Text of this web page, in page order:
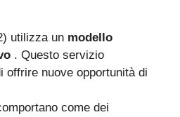
utilizza un modello
. Questo servizio
offrire nuove opportunità di
come dei